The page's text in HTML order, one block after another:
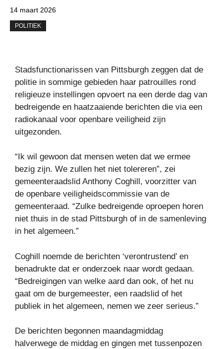
14 maart 2026
POLITIEK
Stadsfunctionarissen van Pittsburgh zeggen dat de
politie in sommige gebieden haar patrouilles rond
religieuze instellingen opvoert na een derde dag van
bedreigende en haatzaaiende berichten die via een
radiokanaal voor openbare veiligheid zijn
uitgezonden.
“Ik wil gewoon dat mensen weten dat we ermee
bezig zijn. We zullen het niet tolereren”, zei
gemeenteraadslid Anthony Coghill, voorzitter van
de openbare veiligheidscommissie van de
gemeenteraad. “Zulke bedreigende oproepen horen
niet thuis in de stad Pittsburgh of in de samenleving
in het algemeen.”
Coghill noemde de berichten ‘verontrustend’ en
benadrukte dat er onderzoek naar wordt gedaan.
“Bedreigingen van welke aard dan ook, of het nu
gaat om de burgemeester, een raadslid of het
publiek in het algemeen, nemen we zeer serieus.”
De berichten begonnen maandagmiddag
halverwege de middag en gingen met tussenpozen